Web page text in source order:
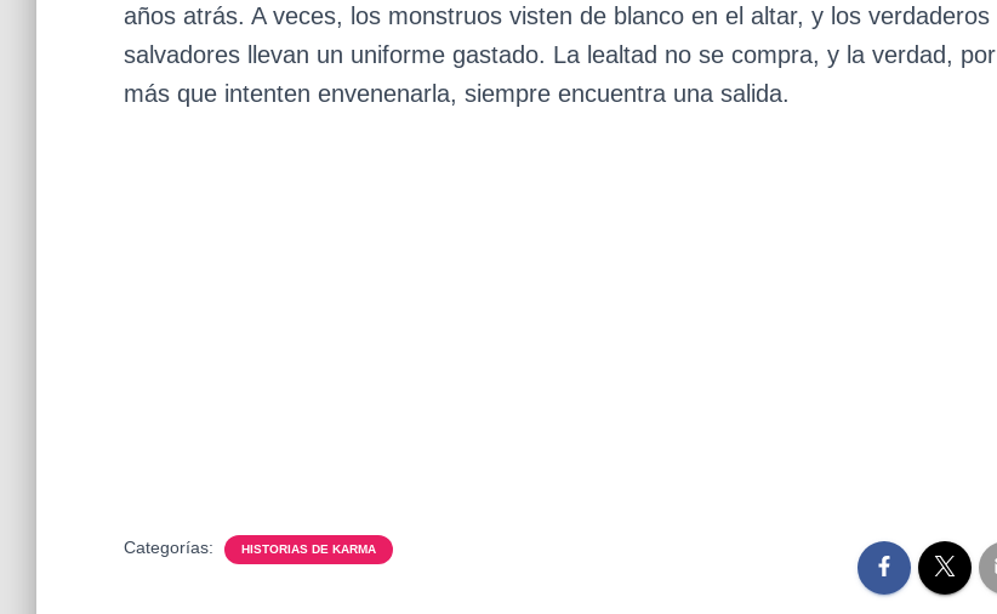
años atrás. A veces, los monstruos visten de blanco en el altar, y los verdaderos
salvadores llevan un uniforme gastado. La lealtad no se compra, y la verdad, por
más que intenten envenenarla, siempre encuentra una salida.
Categorías: HISTORIAS DE KARMA